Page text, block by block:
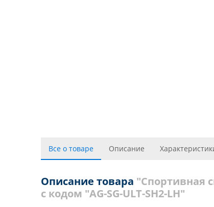
Все о товаре Описание
Описание товара "Спортивная
с кодом "AG-SG-ULT-SH2-LH"